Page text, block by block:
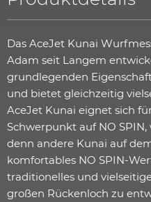
Das AceJet Kunai
Adam seit Langem
grundlegenden
und bietet gleichzeitig
AceJet Kunai eignet sich
Schwerpunkt auf NO
denn andere Kunai auf
komfortables NO SPIN-
traditionelles und
großen Rückenloch zu